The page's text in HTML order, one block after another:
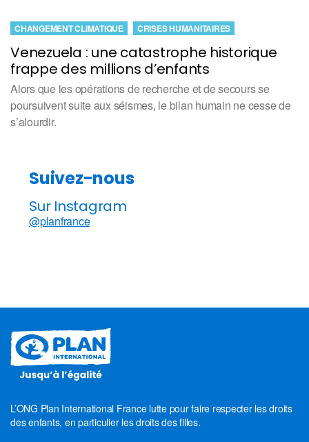
Venezuela : une catastrophe historique
frappe des millions d’enfants
CHANGEMENT CLIMATIQUE CRISES HUMANITAIRES
Alors que les opérations de recherche et de secours se
poursuivent suite aux séismes, le bilan humain ne cesse de
s’alourdir.
Suivez-nous
Sur Instagram
@planfrance
L’ONG Plan International France lutte pour faire respecter les droits
des enfants, en particulier les droits des filles.